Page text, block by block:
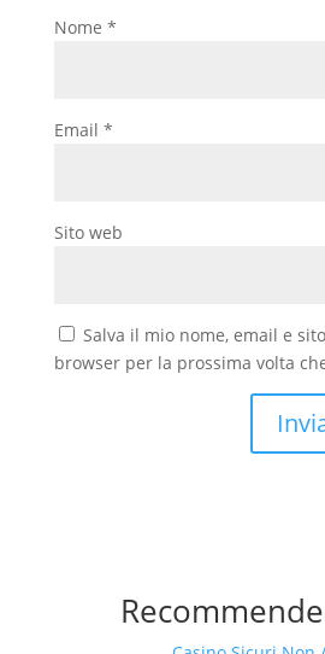
Nome *
Email *
Sito web
Salva il mio nome, email e
browser per la prossima volta